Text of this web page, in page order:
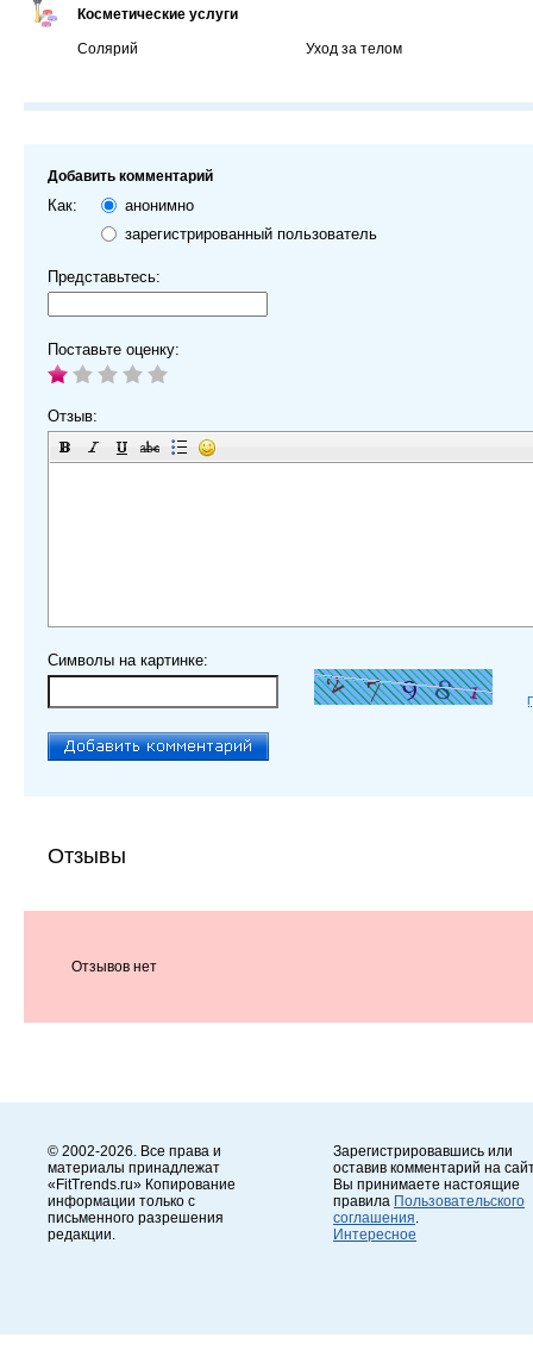
Косметические услуги
Солярий Уход за телом
Добавить комментарий
Как:
анонимно
зарегистрированный пользователь
Представьтесь:
Поставьте оценку:
Отзыв:
Символы на картинке:
Отзывы
Отзывов нет
© 2002-2026. Все права и
материалы принадлежат
«FitTrends.ru» Копирование
информации только с
письменного разрешения
редакции.
Зарегистрировавшись или
оставив комментарий на
Вы принимаете настоящие
правила Пользовательского
соглашения
Интересное